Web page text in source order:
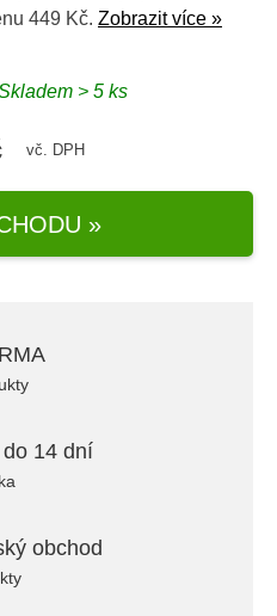
449 Kč. Zobrazit více »
> 5 ks
vč. DPH
»
14 dní
obchod